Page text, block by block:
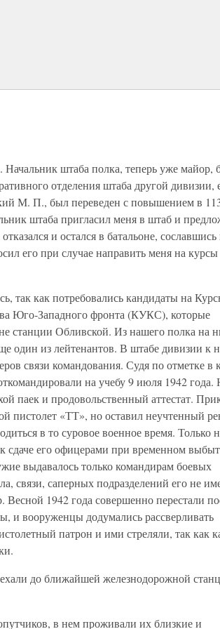
штаба полка, теперь уже майор,
отделения штаба другой дивизии,
М. П., был переведен с повышением в
штаба пригласил меня в штаб и
и остался в батальоне,
его при случае направить меня на курсы
так как потребовались кандидаты на
Юго-Западного фронта (КУКС), которые
станции Обливской. Из нашего полка на
один из лейтенантов. В штабе дивизии к
связи командования. Судя по отметке в
на учебу 9 июля 1942 года.
паек и продовольственный аттестат.
пистолет «ТТ», но оставил неучтенный
в то суровое военное время. Только
сдаче его офицерами при временном
выдавалось только командирам боевых
связи, саперных подразделений его не
1942 года совершенно перестали
и вооруженцы додумались рассверливать
патрон и ими стреляли, так как
до ближайшей железнодорожной
в нем проживали их близкие и